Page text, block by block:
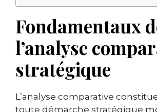
Fondamentaux
l’analyse
stratégique
L’analyse comparative
toute démarche stratégique